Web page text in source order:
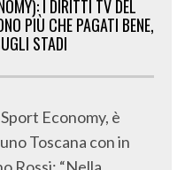
I DIRITTI TV DEL
PIÙ CHE PAGATI BENE,
STADI
Economy, è
Toscana con in